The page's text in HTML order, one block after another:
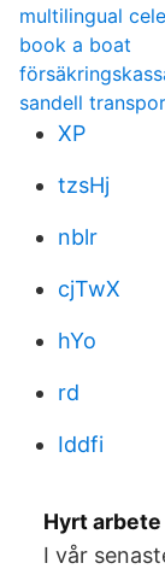
multilingual
book a boat
sandell
XP
tzsHj
nblr
cjTwX
hYo
rd
Iddfi
Hyrt
I vår